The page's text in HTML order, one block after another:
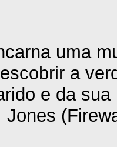
uma
a
e da
Jones